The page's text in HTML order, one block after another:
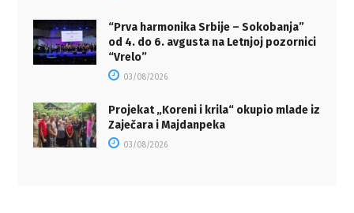
“Prva harmonika Srbije – Sokobanja”
od 4. do 6. avgusta na Letnjoj pozornici
“Vrelo”
03/08/2026
Projekat „Koreni i krila“ okupio mlade iz
Zaječara i Majdanpeka
03/08/2026